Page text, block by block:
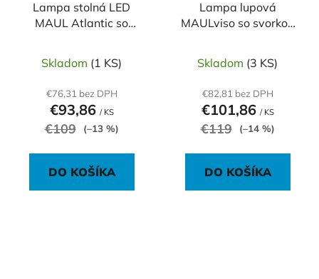
Lampa stolná LED
MAUL Atlantic so
Skladom (1 KS)
€76,31 bez DPH
€93,86 / KS
€109 (–13 %)
DO KOŠÍKA
Lampa lupová
MAULviso so svorkou
Skladom (3 KS)
€82,81 bez DPH
€101,86 / KS
€119 (–14 %)
DO KOŠÍKA